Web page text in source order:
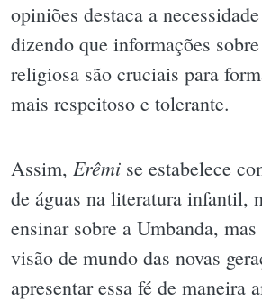
opiniões destaca a
dizendo que informações
religiosa são cruciais para
mais respeitoso e tolerante.
Assim, Erêmi se estabelece
de águas na literatura infantil,
ensinar sobre a Umbanda,
visão de mundo das novas
apresentar essa fé de maneira